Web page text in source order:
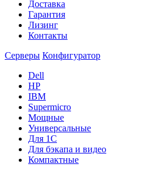
Доставка
Гарантия
Лизинг
Контакты
Серверы Конфигуратор
Dell
HP
IBM
Supermicro
Мощные
Универсальные
Для 1С
Для бэкапа и видео
Компактные